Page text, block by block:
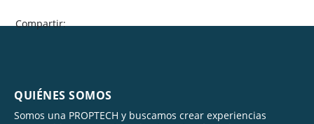
Compartir:
QUIÉNES SOMOS
Somos una PROPTECH y buscamos crear experiencias